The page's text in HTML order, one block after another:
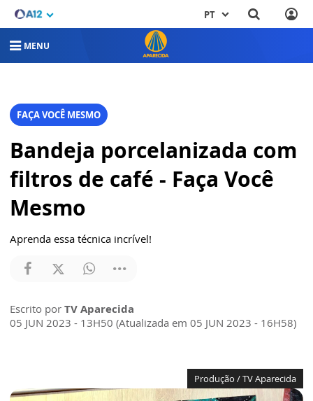
PT
MENU
FAÇA VOCÊ MESMO
Bandeja porcelanizada com
filtros de café - Faça Você
Mesmo
Aprenda essa técnica incrível!
Escrito por TV Aparecida
05 JUN 2023 - 13H50 (Atualizada em 05 JUN 2023 - 16H58)
Produção / TV Aparecida